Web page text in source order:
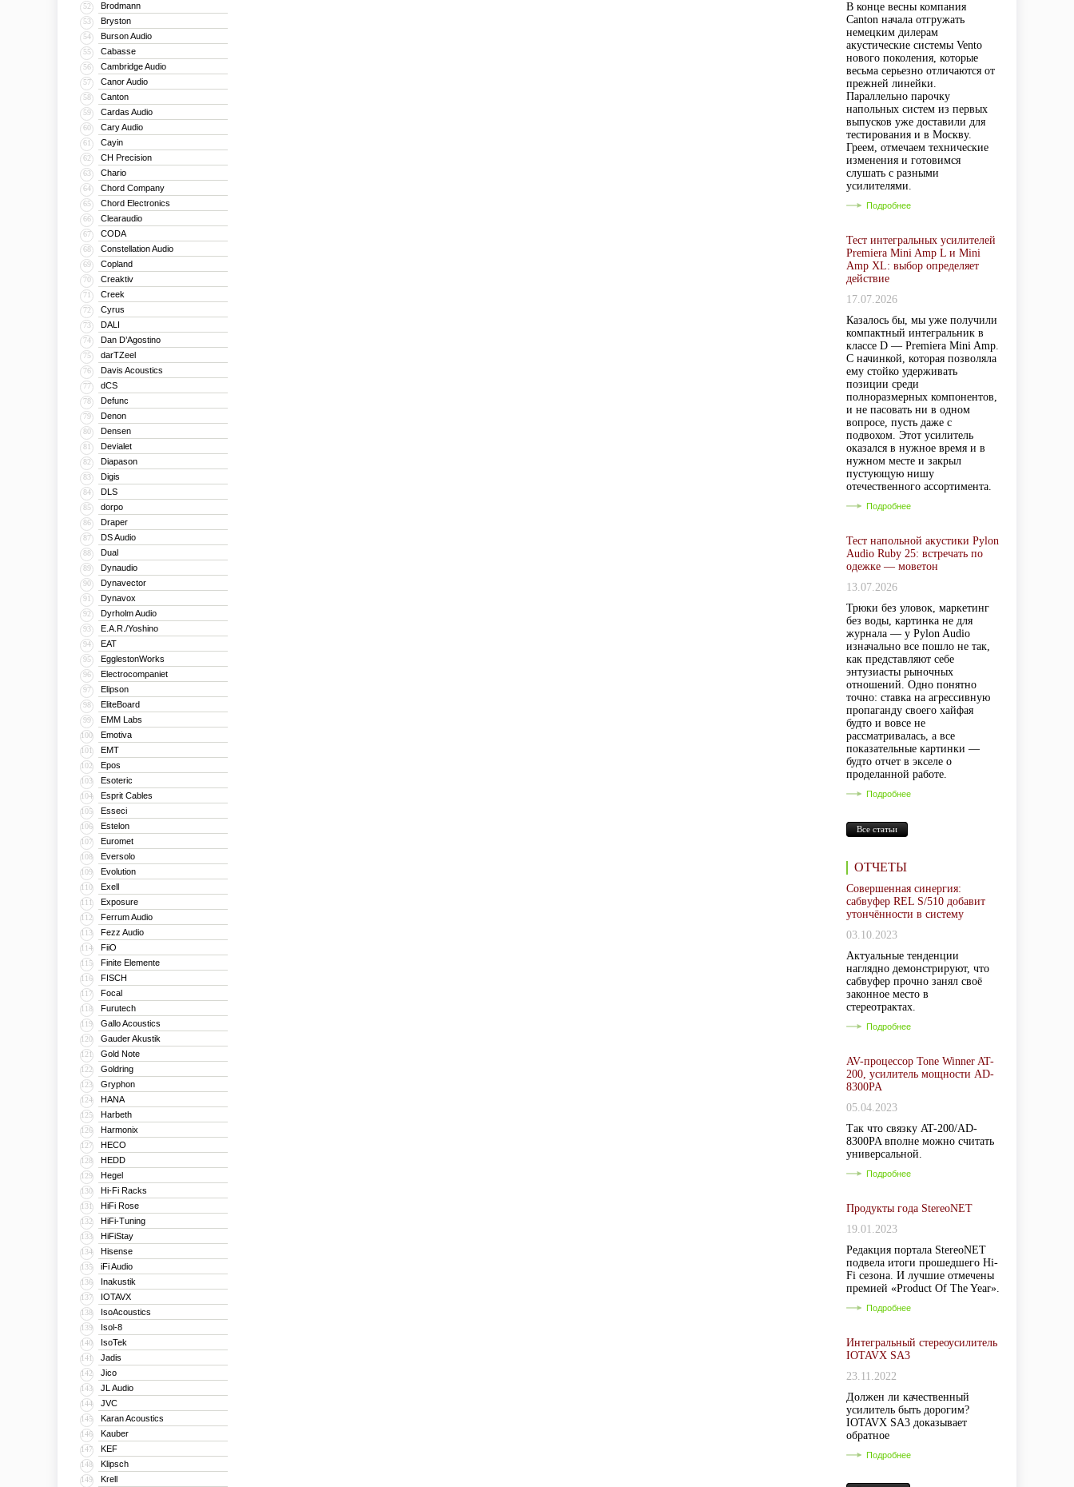
52 Brodmann
53 Bryston
54 Burson Audio
55 Cabasse
56 Cambridge Audio
57 Canor Audio
58 Canton
59 Cardas Audio
60 Cary Audio
61 Cayin
62 CH Precision
63 Chario
64 Chord Company
65 Chord Electronics
66 Clearaudio
67 CODA
68 Constellation Audio
69 Copland
70 Creaktiv
71 Creek
72 Cyrus
73 DALI
74 Dan D’Agostino
75 darTZeel
76 Davis Acoustics
77 dCS
78 Defunc
79 Denon
80 Densen
81 Devialet
82 Diapason
83 Digis
84 DLS
85 dorpo
86 Draper
87 DS Audio
88 Dual
89 Dynaudio
90 Dynavector
91 Dynavox
92 Dyrholm Audio
93 E.A.R./Yoshino
94 EAT
95 EgglestonWorks
96 Electrocompaniet
97 Elipson
98 EliteBoard
99 EMM Labs
100 Emotiva
101 EMT
102 Epos
103 Esoteric
104 Esprit Cables
105 Esseci
106 Estelon
107 Euromet
108 Eversolo
109 Evolution
110 Exell
111 Exposure
112 Ferrum Audio
113 Fezz Audio
114 FiiO
115 Finite Elemente
116 FISCH
117 Focal
118 Furutech
119 Gallo Acoustics
120 Gauder Akustik
121 Gold Note
122 Goldring
123 Gryphon
124 HANA
125 Harbeth
126 Harmonix
127 HECO
128 HEDD
129 Hegel
130 Hi-Fi Racks
131 HiFi Rose
132 HiFi-Tuning
133 HiFiStay
134 Hisense
135 iFi Audio
136 Inakustik
137 IOTAVX
138 IsoAcoustics
139 Isol-8
140 IsoTek
141 Jadis
142 Jico
143 JL Audio
144 JVC
145 Karan Acoustics
146 Kauber
147 KEF
148 Klipsch
149 Krell
В конце весны компания
Canton начала отгружать
немецким дилерам
акустические системы Vento
нового поколения, которые
весьма серьезно отличаются от
прежней линейки.
Параллельно парочку
напольных систем из первых
выпусков уже доставили для
тестирования и в Москву.
Греем, отмечаем технические
изменения и готовимся
слушать с разными
усилителями.
Подробнее
Тест интегральных усилителей
Premiera Mini Amp L и Mini
Amp XL: выбор определяет
действие
17.07.2026
Казалось бы, мы уже получили
компактный интегральник в
классе D — Premiera Mini Amp.
С начинкой, которая позволяла
ему стойко удерживать
позиции среди
полноразмерных компонентов,
и не пасовать ни в одном
вопросе, пусть даже с
подвохом. Этот усилитель
оказался в нужное время и в
нужном месте и закрыл
пустующую нишу
отечественного ассортимента.
Подробнее
Тест напольной акустики Pylon
Audio Ruby 25: встречать по
одежке — моветон
13.07.2026
Трюки без уловок, маркетинг
без воды, картинка не для
журнала — у Pylon Audio
изначально все пошло не так,
как представляют себе
энтузиасты рыночных
отношений. Одно понятно
точно: ставка на агрессивную
пропаганду своего хайфая
будто и вовсе не
рассматривалась, а все
показательные картинки —
будто отчет в экселе о
проделанной работе.
Подробнее
Все статьи
ОТЧЕТЫ
Совершенная синергия:
сабвуфер REL S/510 добавит
утончённости в систему
03.10.2023
Актуальные тенденции
наглядно демонстрируют, что
сабвуфер прочно занял своё
законное место в
стереотрактах.
Подробнее
AV-процессор Tone Winner AT-
200, усилитель мощности AD-
8300PA
05.04.2023
Так что связку AT-200/AD-
8300PA вполне можно считать
универсальной.
Подробнее
Продукты года StereoNET
19.01.2023
Редакция портала StereoNET
подвела итоги прошедшего Hi-
Fi сезона. И лучшие отмечены
премией «Product Of The Year».
Подробнее
Интегральный стереоусилитель
IOTAVX SA3
23.11.2022
Должен ли качественный
усилитель быть дорогим?
IOTAVX SA3 доказывает
обратное
Подробнее